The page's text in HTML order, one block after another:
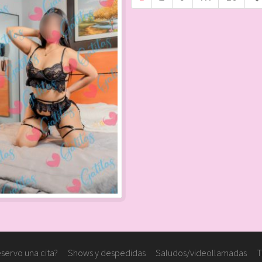
una cita? Shows y despedidas Saludos/videollamadas